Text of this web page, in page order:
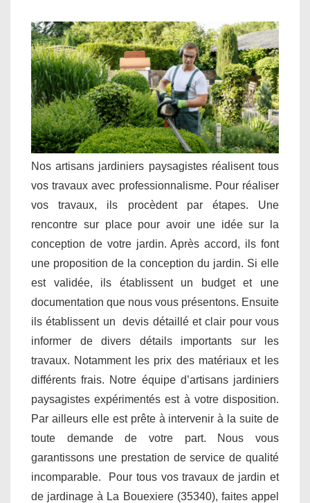
Nos artisans jardiniers paysagistes réalisent tous
vos travaux avec professionnalisme. Pour réaliser
vos travaux, ils procèdent par étapes. Une
rencontre sur place pour avoir une idée sur la
conception de votre jardin. Après accord, ils font
une proposition de la conception du jardin. Si elle
est validée, ils établissent un budget et une
documentation que nous vous présentons. Ensuite
ils établissent un devis détaillé et clair pour vous
informer de divers détails importants sur les
travaux. Notamment les prix des matériaux et les
différents frais. Notre équipe d’artisans jardiniers
paysagistes expérimentés est à votre disposition.
Par ailleurs elle est prête à intervenir à la suite de
toute demande de votre part. Nous vous
garantissons une prestation de service de qualité
incomparable. Pour tous vos travaux de jardin et
de jardinage à La Bouexiere (35340), faites appel